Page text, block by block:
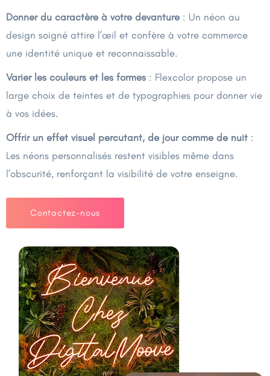
Donner du caractère à votre devanture: Un néon au
design soigné attire l’œil et confère à votre commerce
une identité unique et reconnaissable.
Varier les couleurs et les formes : Flexcolor propose un
large choix de teintes et de typographies pour donner vie
à vos idées.
Offrir un effet visuel percutant, de jour comme de nuit :
Les néons personnalisés restent visibles même dans
l’obscurité, renforçant la visibilité de votre enseigne.
Contactez-nous